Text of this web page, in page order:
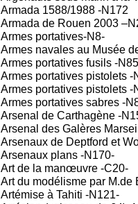
Armada 1588/1988 -N172
Armada de Rouen 2003
Armes portatives-N8-
Armes navales au Musée
Armes portatives fusils -
Armes portatives pistolets -
Armes portatives pistolets -
Armes portatives sabres -
Arsenal de Carthagène -
Arsenal des Galères
Arsenaux de Deptford et
Arsenaux plans -N170-
Art de la manœuvre -C20-
Art du modélisme par M.de
Artémise à Tahiti -N121-